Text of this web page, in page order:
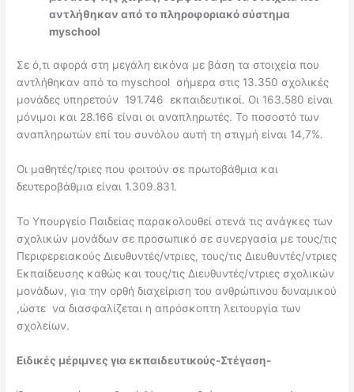
αντλήθηκαν από το πληροφοριακό σύστημα
myschool
Σε ό,τι αφορά στη μεγάλη εικόνα με βάση τα στοιχεία που
αντλήθηκαν από το myschool σήμερα στις 13.350 σχολικές
μονάδες υπηρετούν 191.746 εκπαιδευτικοί. Οι 163.580 είναι
μόνιμοι και 28.166 είναι οι αναπληρωτές. Το ποσοστό των
αναπληρωτών επί του συνόλου αυτή τη στιγμή είναι 14,7%.
Οι μαθητές/τριες που φοιτούν σε πρωτοβάθμια και
δευτεροβάθμια είναι 1.309.831.
Το Υπουργείο Παιδείας παρακολουθεί στενά τις ανάγκες των
σχολικών μονάδων σε προσωπικό σε συνεργασία με τους/τις
Περιφερειακούς Διευθυντές/ντριες, τους/τις Διευθυντές/ντριες
Εκπαίδευσης καθώς και τους/τις Διευθυντές/ντριες σχολικών
μονάδων, για την ορθή διαχείριση του ανθρώπινου δυναμικού
,ώστε να διασφαλίζεται η απρόσκοπτη λειτουργία των
σχολείων.
Ειδικές μέριμνες για εκπαιδευτικούς-Στέγαση-